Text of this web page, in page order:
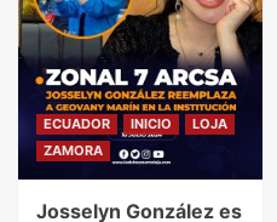
ECUADOR INICIO
LOJA
ZAMORA
Josselyn González es